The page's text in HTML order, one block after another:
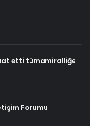
etti tümamiralliğe
Forumu